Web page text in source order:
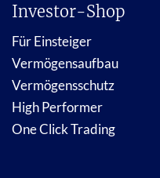
Investor-Shop
Für Einsteiger
Vermögensaufbau
Vermögensschutz
High Performer
One Click Trading